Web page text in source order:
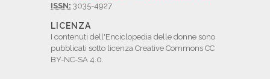
ISSN: 3035-4927
LICENZA
I contenuti dell'Enciclopedia delle donne sono
pubblicati sotto licenza Creative Commons CC
BY-NC-SA 4.0.